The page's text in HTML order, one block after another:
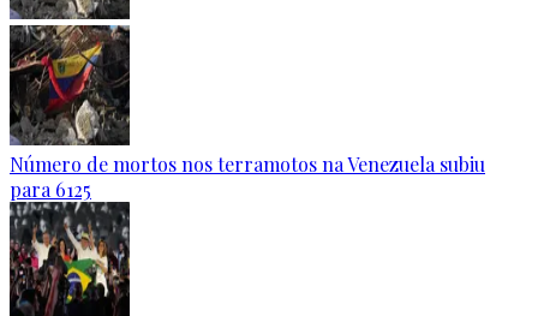
Número de mortos nos terramotos na Venezuela subiu
para 6125